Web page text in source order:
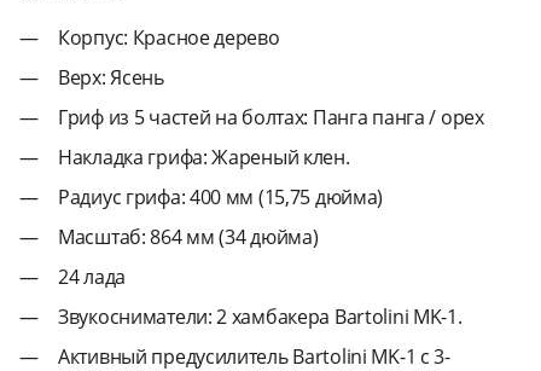
Корпус: Красное дерево
Верх: Ясень
Гриф из 5 частей на болтах: Панга панга / орех
Накладка грифа: Жареный клен.
Радиус грифа: 400 мм (15,75 дюйма)
Масштаб: 864 мм (34 дюйма)
24 лада
Звукосниматели: 2 хамбакера Bartolini MK-1.
Активный предусилитель Bartolini MK-1 с 3-